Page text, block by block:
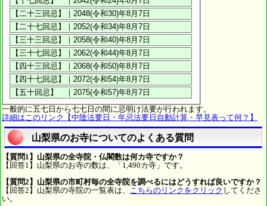
一般的に五七日から七七日の間に忌明け法要が行われます。
詳細はこのリンク【中陰法要日・年忌法要日自動計算・早見表って何？】
山梨県のお寺についてのよくある質問
【質問1】山梨県の全寺院・仏閣数は何カ寺ですか？
【回答1】山梨県のお寺の数は、「1,490カ寺」です。
【質問2】山梨県の市町村毎の全寺院を調べるにはどうすれば良いですか？
【回答2】山梨県の寺院の一覧表は、
こちらのリンクをクリック してくださ
い。